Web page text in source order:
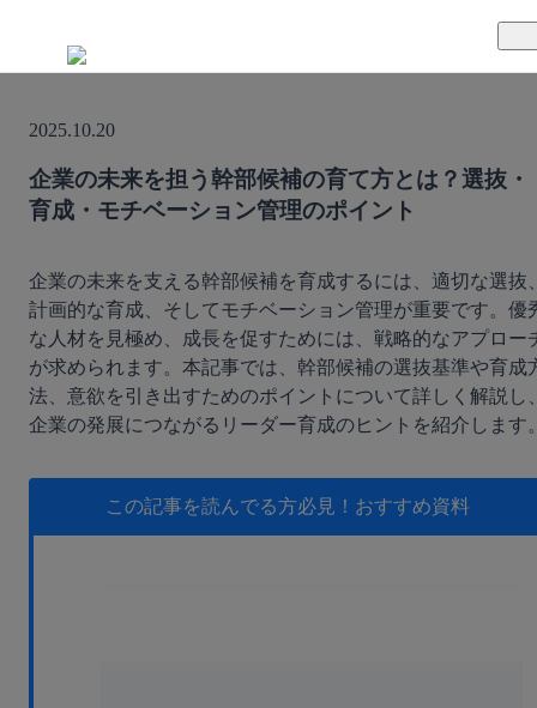
TUNAGの特徴
サポート体制
セキュリティ体制
料金案内
導入事例
活用方法
運営会社
セミナー
2025.10.20
企業の未来を担う幹部候補の育て方とは？選抜・
育成・モチベーション管理のポイント
企業の未来を支える幹部候補を育成するには、適切な選抜
計画的な育成、そしてモチベーション管理が重要です。優
な人材を見極め、成長を促すためには、戦略的なアプロー
が求められます。本記事では、幹部候補の選抜基準や育成
法、意欲を引き出すためのポイントについて詳しく解説し
企業の発展につながるリーダー育成のヒントを紹介します
この記事を読んでる方必見！ おすすめ資料